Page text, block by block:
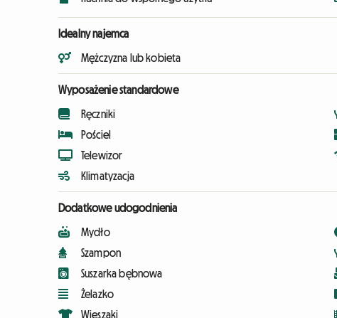
Idealny najemca
Mężczyzna lub kobieta
Wyposażenie standardowe
Ręczniki
Pościel
Telewizor
Klimatyzacja
Dodatkowe udogodnienia
Mydło
Szampon
Suszarka bębnowa
Żelazko
Wieszaki